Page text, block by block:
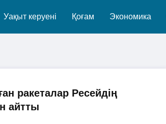
Уақыт керуені Қоғам Экономика
ракеталар Ресейдің
айтты